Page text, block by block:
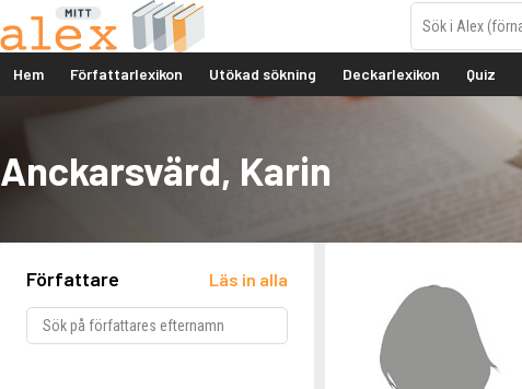
Hem Författarlexikon Utökad sökning Deckarlexikon Quiz
Anckarsvärd, Karin
Författare Läs in alla